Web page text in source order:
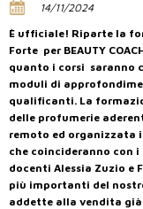
14/11/2024
È ufficiale! Riparte la
Forte per BEAUTY
quanto i corsi saranno
moduli di
qualificanti. La
delle profumerie
remoto ed organizzata
che coincideranno con
docenti Alessia Zuzio e
più importanti del
addette alla vendita